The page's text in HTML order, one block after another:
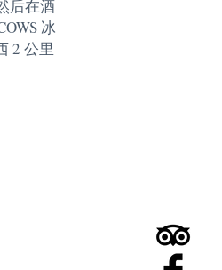
后在酒
冰
2 公里